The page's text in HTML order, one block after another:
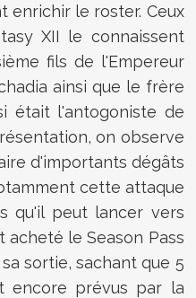
enrichir le roster. Ceux
XII le connaissent
fils de l'Empereur
ainsi que le frère
était l'antogoniste de
on observe
d'importants dégâts
cette attaque
qu'il peut lancer vers
acheté le Season Pass
sortie, sachant que 5
encore prévus par la